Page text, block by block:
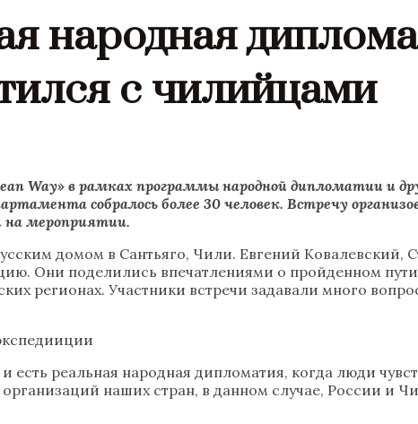
народная
с чилийцами
Way» в рамках программы народной дипломатии и
собралось более 30 человек. Встречу
на мероприятии.
домом в Сантьяго, Чили. Евгений Ковалевский,
Они поделились впечатлениями о пройденном
регионах. Участники встречи задавали много
реальная народная дипломатия, когда люди
наших стран, в данном случае, России и